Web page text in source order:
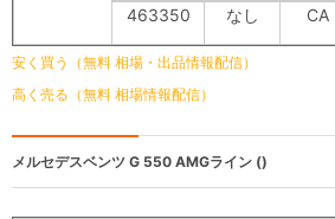
463350 なし CA
安く買う（無料 相場・出品情報配信）
高く売る（無料 相場情報配信）
メルセデスベンツ G 550 AMGライン ()